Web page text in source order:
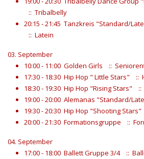
:: Tribalbelly
20:15 - 21:45 Tanzkreis "Standard/
:: Latein
03. September
10:00 - 11:00 Golden Girls
::
17:30 - 18:30 Hip Hop " Little Stars"
::
18:30 - 19:30 Hip Hop "Rising Stars"
19:00 - 20:00 Alemanas "Standard/
19:30 - 20:30 Hip Hop "Shooting Stars"
20:00 - 21:30 Formationsgruppe ::
04. September
17:00 - 18:00 Ballett Gruppe 3/4
::